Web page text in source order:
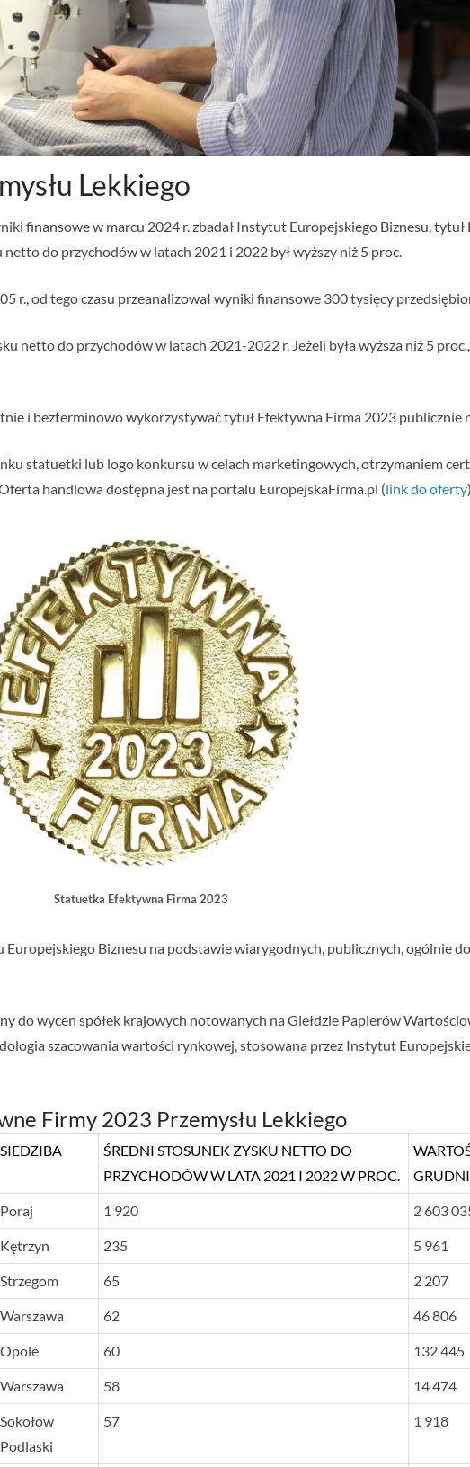
Lekkiego
finansowe w marcu 2024 r. zbadał Instytut Europejskiego Biznesu,
do przychodów w latach 2021 i 2022 był wyższy niż 5 proc.
od tego czasu przeanalizował wyniki finansowe 300 tysięcy
netto do przychodów w latach 2021-2022 r. Jeżeli była wyższa niż 5
i bezterminowo wykorzystywać tytuł Efektywna Firma 2023 publicznie
statuetki lub logo konkursu w celach marketingowych, otrzymaniem
handlowa dostępna jest na portalu EuropejskaFirma.pl (link do oferty
Statuetka Efektywna Firma 2023
Biznesu na podstawie wiarygodnych, publicznych, ogólnie
do wycen spółek krajowych notowanych na Giełdzie Papierów
szacowania wartości rynkowej, stosowana przez Instytut
Firmy 2023 Przemysłu Lekkiego
SIEDZIBA
ŚREDNI STOSUNEK ZYSKU NETTO DO
PRZYCHODÓW W LATA 2021 I 2022 W PROC.
Poraj 1 920 2 603
Kętrzyn 235 5 961
Strzegom 65 2 207
Warszawa 62 46 806
Opole 60 132 445
Warszawa 58 14 474
Sokołów
Podlaski
57 1 918